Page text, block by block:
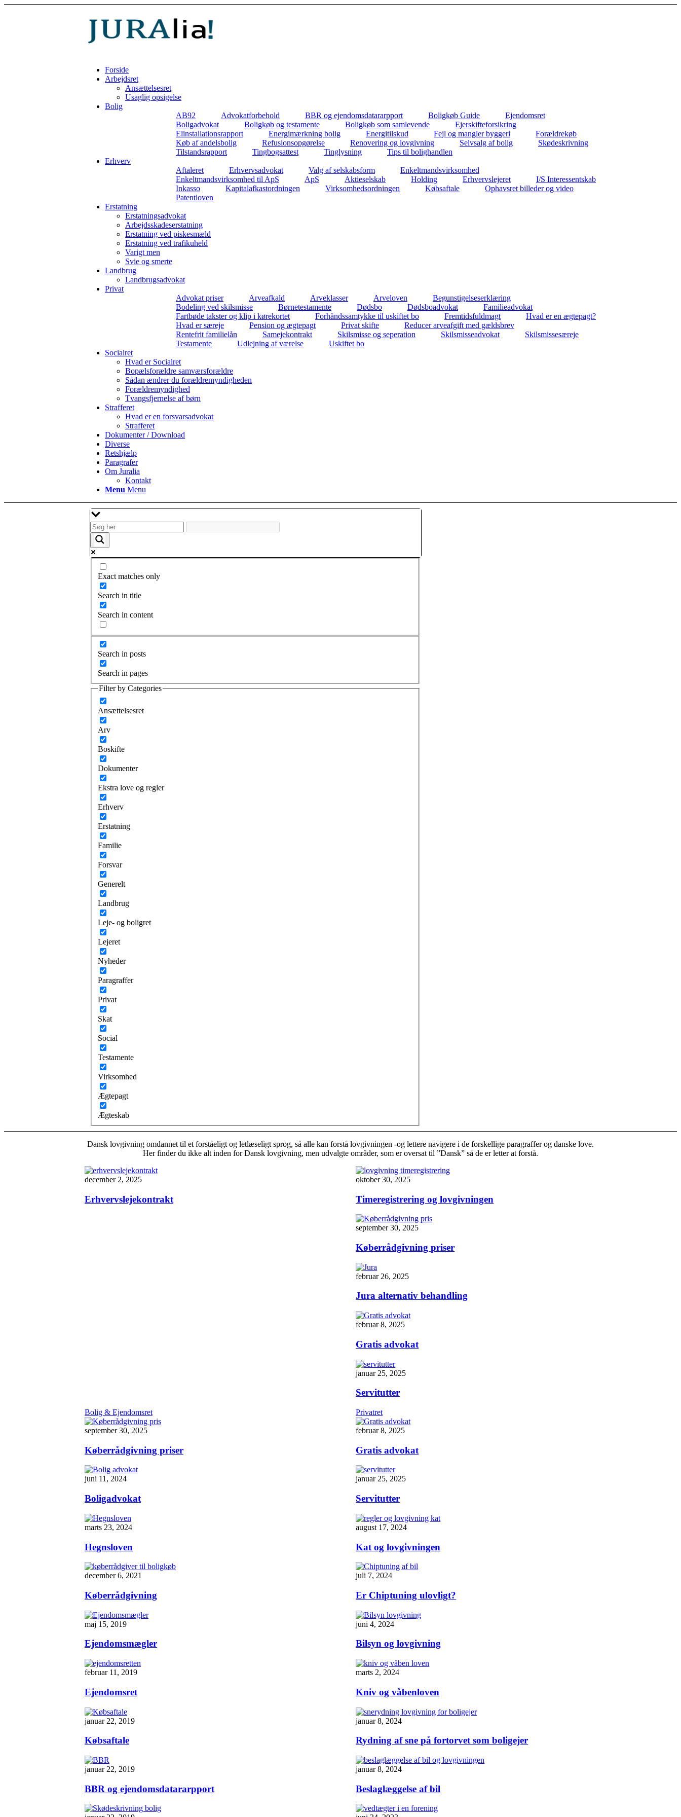
Forside
Arbejdsret
Ansættelsesret
Usaglig opsigelse
Bolig
AB92
Advokatforbehold BBR og ejendomsdatararpport Boligkøb Guide
Ejendomsret
Boligadvokat
Boligkøb og testamente Boligkøb som samlevende
Ejerskifteforsikring
Elinstallationsrapport
Energimærkning bolig Energitilskud Fejl og mangler byggeri
Forældrekøb
Køb af andelsbolig
Refusionsopgørelse Renovering og lovgivning Selvsalg af bolig
Skødeskrivning
Tilstandsrapport
Tingbogsattest Tinglysning
Tips til bolighandlen
Erhverv
Aftaleret
Erhvervsadvokat Valg af selskabsform
Enkeltmandsvirksomhed
Enkeltmandsvirksomhed til ApS
ApS Aktieselskab Holding Erhvervslejeret
I/S Interessentskab
Inkasso
Kapitalafkastordningen Virksomhedsordningen Købsaftale
Ophavsret billeder og video
Patentloven
Erstatning
Erstatningsadvokat
Arbejdsskadeserstatning
Erstatning ved piskesmæld
Erstatning ved trafikuheld
Varigt men
Svie og smerte
Landbrug
Landbrugsadvokat
Privat
Advokat priser
Arveafkald Arveklasser Arveloven
Begunstigelseserklæring
Bodeling ved skilsmisse
Børnetestamente Dødsbo Dødsboadvokat
Familieadvokat
Fartbøde takster og klip i kørekortet
Forhåndssamtykke til uskiftet bo Fremtidsfuldmagt
Hvad er en ægtepagt?
Hvad er særeje
Pension og ægtepagt Privat skifte
Reducer arveafgift med gældsbrev
Rentefrit familielån
Samejekontrakt Skilsmisse og seperation Skilsmisseadvokat
Skilsmissesæreje
Testamente
Udlejning af værelse
Uskiftet bo
Socialret
Hvad er Socialret
Bopælsforældre samværsforældre
Sådan ændrer du forældremyndigheden
Forældremyndighed
Tvangsfjernelse af børn
Strafferet
Hvad er en forsvarsadvokat
Strafferet
Dokumenter / Download
Diverse
Retshjælp
Paragrafer
Om Juralia
Kontakt
Menu Menu
Exact matches only
Search in title
Search in content
Search in posts
Search in pages
Filter by Categories
Ansættelsesret
Arv
Boskifte
Dokumenter
Ekstra love og regler
Erhverv
Erstatning
Familie
Forsvar
Generelt
Landbrug
Leje- og boligret
Lejeret
Nyheder
Paragraffer
Privat
Skat
Social
Testamente
Virksomhed
Ægtepagt
Ægteskab
Dansk lovgivning omdannet til et forståeligt og letlæseligt sprog, så alle kan forstå lovgivningen -og lettere navigere i de forskellige paragraffer og danske love.
Her finder du ikke alt inden for Dansk lovgivning, men udvalgte områder, som er oversat til ”Dansk” så de er letter at forstå.
december 2, 2025
Erhvervslejekontrakt
oktober 30, 2025
Timeregistrering og lovgivningen
september 30, 2025
Køberrådgivning priser
februar 26, 2025
Jura alternativ behandling
februar 8, 2025
Gratis advokat
januar 25, 2025
Servitutter
Bolig & Ejendomsret
september 30, 2025
Køberrådgivning priser
juni 11, 2024
Boligadvokat
marts 23, 2024
Hegnsloven
december 6, 2021
Køberrådgivning
maj 15, 2019
Ejendomsmægler
februar 11, 2019
Ejendomsret
januar 22, 2019
Købsaftale
januar 22, 2019
BBR og ejendomsdatararpport
Privatret
februar 8, 2025
Gratis advokat
januar 25, 2025
Servitutter
august 17, 2024
Kat og lovgivningen
juli 7, 2024
Er Chiptuning ulovligt?
juni 4, 2024
Bilsyn og lovgivning
marts 2, 2024
Kniv og våbenloven
januar 8, 2024
Rydning af sne på fortorvet som boligejer
januar 8, 2024
Beslaglæggelse af bil